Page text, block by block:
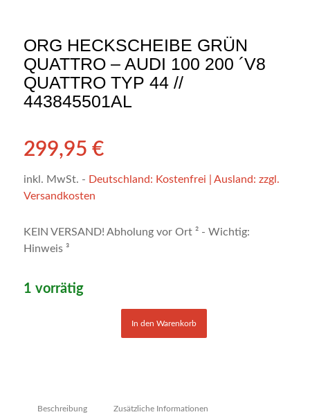
ORG HECKSCHEIBE GRÜN
QUATTRO – AUDI 100 200 ´V8
QUATTRO TYP 44 //
443845501AL
299,95 €
inkl. MwSt. - Deutschland: Kostenfrei | Ausland: zzgl.
Versandkosten
KEIN VERSAND! Abholung vor Ort ² - Wichtig:
Hinweis ³
1 vorrätig
In den Warenkorb
Beschreibung Zusätzliche Informationen